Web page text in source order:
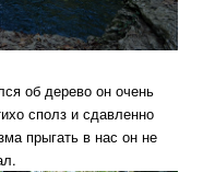
об дерево он очень
сполз и сдавленно
прыгать в нас он не